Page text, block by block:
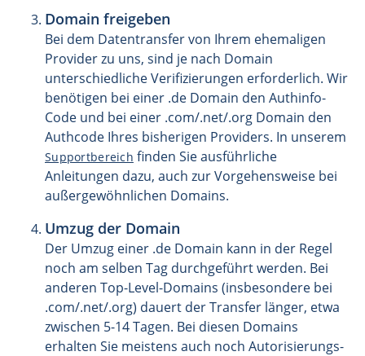
Domain freigeben
Bei dem Datentransfer von Ihrem ehemaligen
Provider zu uns, sind je nach Domain
unterschiedliche Verifizierungen erforderlich. Wir
benötigen bei einer .de Domain den Authinfo-
Code und bei einer .com/.net/.org Domain den
Authcode Ihres bisherigen Providers. In unserem
Supportbereich finden Sie ausführliche
Anleitungen dazu, auch zur Vorgehensweise bei
außergewöhnlichen Domains.
Umzug der Domain
Der Umzug einer .de Domain kann in der Regel
noch am selben Tag durchgeführt werden. Bei
anderen Top-Level-Domains (insbesondere bei
.com/.net/.org) dauert der Transfer länger, etwa
zwischen 5-14 Tagen. Bei diesen Domains
erhalten Sie meistens auch noch Autorisierungs-